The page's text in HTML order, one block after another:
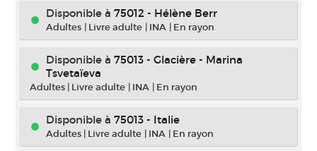
Disponible à 75012 - Hélène Berr
Adultes | Livre adulte | INA | En rayon
Disponible à 75013 - Glacière - Marina
Tsvetaïeva
Adultes | Livre adulte | INA | En rayon
Disponible à 75013 - Italie
Adultes | Livre adulte | INA | En rayon